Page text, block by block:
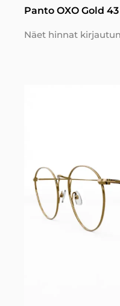
Panto OXO Gold 43
Näet hinnat